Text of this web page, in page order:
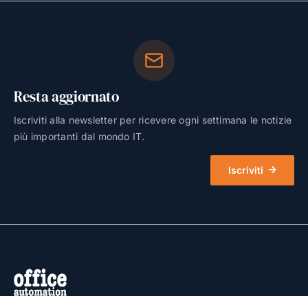
Resta aggiornato
Iscriviti alla newsletter per ricevere ogni settimana le notizie
più importanti dal mondo IT.
Iscriviti